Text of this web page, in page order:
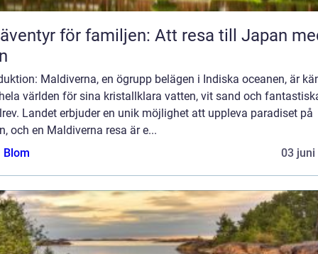
för familjen: Att resa till Japan
Maldiverna, en ögrupp belägen i Indiska oceanen, är
världen för sina kristallklara vatten, vit sand och
Landet erbjuder en unik möjlighet att uppleva paradiset på
och en Maldiverna resa är e...
Blom
03 juni